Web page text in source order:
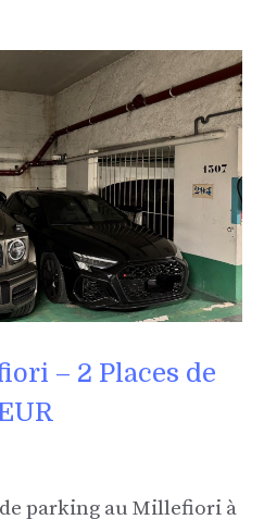
– 2 Places de
parking au Millefiori à